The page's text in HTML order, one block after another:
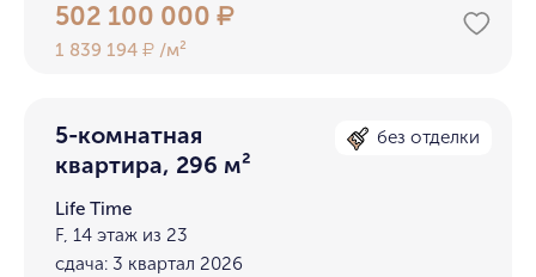
502 100 000₽
1 839 194₽ /м²
5-комнатная
квартира, 296 м²
без отделки
Life Time
F, 14 этаж из 23
сдача: 3 квартал 2026